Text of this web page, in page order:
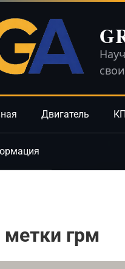
Двигатель
метки грм